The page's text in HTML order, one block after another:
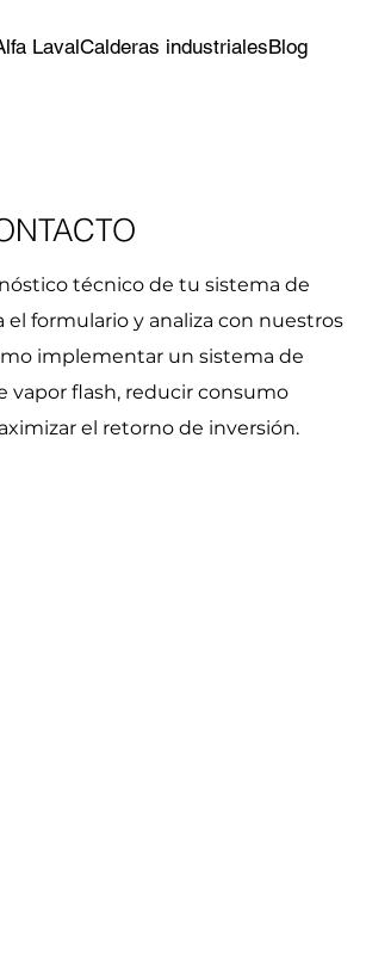
LavalCalderas industrialesBlog
técnico de tu sistema de
el formulario y analiza con nuestros
implementar un sistema de
vapor flash, reducir consumo
el retorno de inversión.